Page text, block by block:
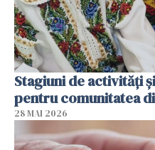
Stagiuni de activități
pentru comunitatea
28 MAI 2026